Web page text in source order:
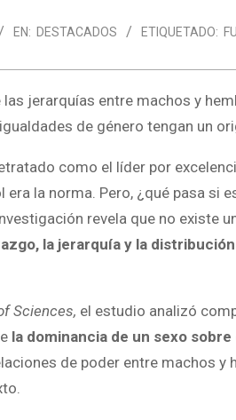
EN: DESTACADOS ETIQUETADO:
jerarquías entre machos y
de género tengan un
como el líder por
la norma. Pero, ¿qué pasa si
revela que no existe
la jerarquía y la
Sciences, el estudio analizó
la dominancia de un sexo
de poder entre machos y